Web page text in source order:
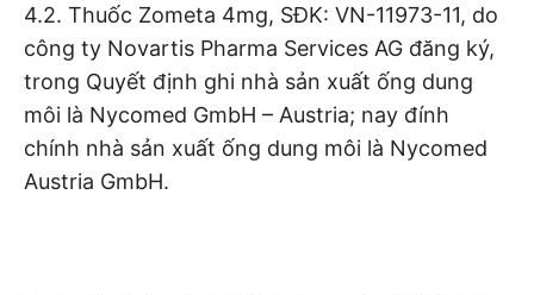
4.2. Thuốc Zometa 4mg, SĐK: VN-11973-11, do
công ty Novartis Pharma Services AG đăng ký,
trong Quyết định ghi nhà sản xuất ống dung
môi là Nycomed GmbH – Austria; nay đính
chính nhà sản xuất ống dung môi là Nycomed
Austria GmbH.